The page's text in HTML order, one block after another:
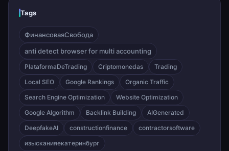
Tags
ФинансоваяСвобода
anti detect browser for multi accounting
PlataformaDeTrading Criptomonedas
Trading
Local SEO
Google Rankings
Organic Traffic
Search Engine Optimization
Website Optimization
Google Algorithm
Backlink Building
AIGenerated
DeepfakeAI
constructionfinance
contractorsoftware
изысканияекатеринбург